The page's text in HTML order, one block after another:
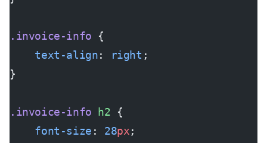
.invoice-info {
    text-align
: right ;
}
.invoice-info h2 {
    font-size
: 28px;